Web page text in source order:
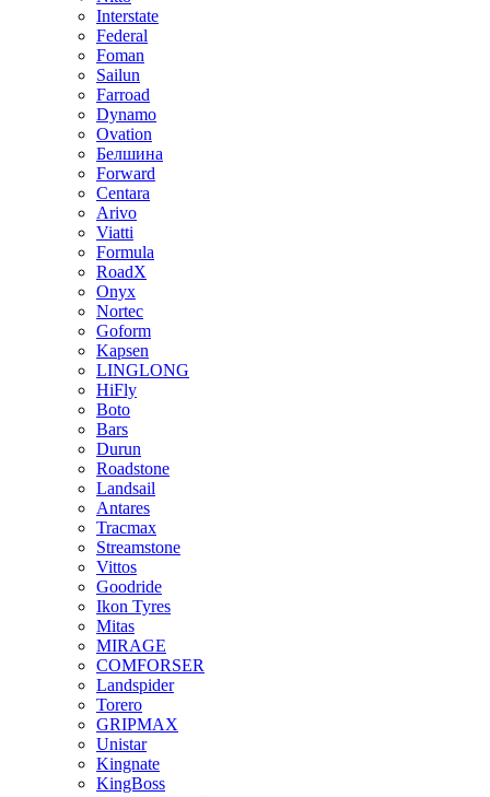
Interstate
Federal
Foman
Sailun
Farroad
Dynamo
Ovation
Белшина
Forward
Centara
Arivo
Viatti
Formula
RoadX
Onyx
Nortec
Goform
Kapsen
LINGLONG
HiFly
Boto
Bars
Durun
Roadstone
Landsail
Antares
Tracmax
Streamstone
Vittos
Goodride
Ikon Tyres
Mitas
MIRAGE
COMFORSER
Landspider
Torero
GRIPMAX
Unistar
Kingnate
KingBoss